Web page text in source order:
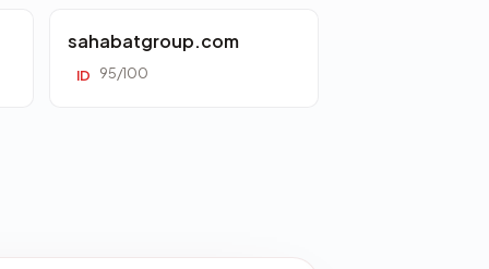
sahabatgroup.com
ID 95/100